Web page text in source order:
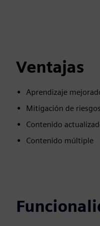
Ventajas
Aprendizaje
Mitigación de riesgos
Contenido
Contenido múltiple